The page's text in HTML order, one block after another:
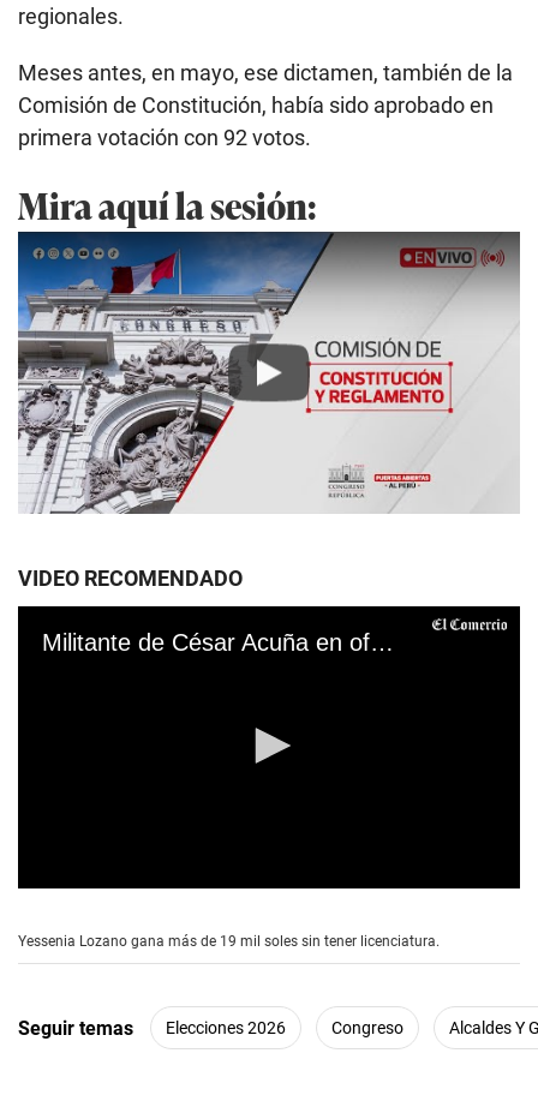
regionales.
Meses antes, en mayo, ese dictamen, también de la
Comisión de Constitución, había sido aprobado en
primera votación con 92 votos.
Mira aquí la sesión:
Play
VIDEO RECOMENDADO
Militante de César Acuña en oficina del Congreso de la República
e
s
Yessenia Lozano gana más de 19 mil soles sin tener licenciatura.
Seguir temas Elecciones 2026 Congreso Alcaldes Y